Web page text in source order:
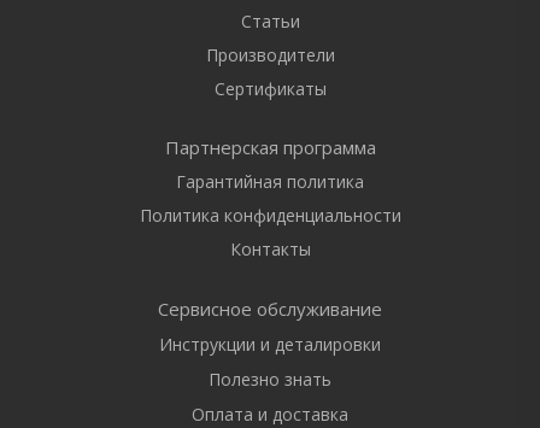
Статьи
Производители
Сертификаты
Партнерская программа
Гарантийная политика
Политика конфиденциальности
Контакты
Сервисное обслуживание
Инструкции и деталировки
Полезно знать
Оплата и доставка